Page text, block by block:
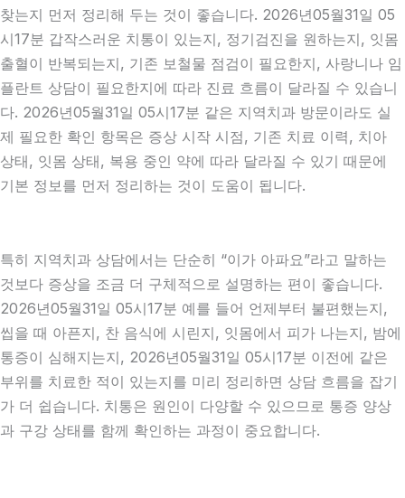
찾는지 먼저 정리해 두는 것이 좋습니다. 2026년05월31일 05
시17분 갑작스러운 치통이 있는지, 정기검진을 원하는지, 잇몸
출혈이 반복되는지, 기존 보철물 점검이 필요한지, 사랑니나 임
플란트 상담이 필요한지에 따라 진료 흐름이 달라질 수 있습니
다. 2026년05월31일 05시17분 같은 지역치과 방문이라도 실
제 필요한 확인 항목은 증상 시작 시점, 기존 치료 이력, 치아
상태, 잇몸 상태, 복용 중인 약에 따라 달라질 수 있기 때문에
기본 정보를 먼저 정리하는 것이 도움이 됩니다.
특히 지역치과 상담에서는 단순히 “이가 아파요”라고 말하는
것보다 증상을 조금 더 구체적으로 설명하는 편이 좋습니다.
2026년05월31일 05시17분 예를 들어 언제부터 불편했는지,
씹을 때 아픈지, 찬 음식에 시린지, 잇몸에서 피가 나는지, 밤에
통증이 심해지는지, 2026년05월31일 05시17분 이전에 같은
부위를 치료한 적이 있는지를 미리 정리하면 상담 흐름을 잡기
가 더 쉽습니다. 치통은 원인이 다양할 수 있으므로 통증 양상
과 구강 상태를 함께 확인하는 과정이 중요합니다.